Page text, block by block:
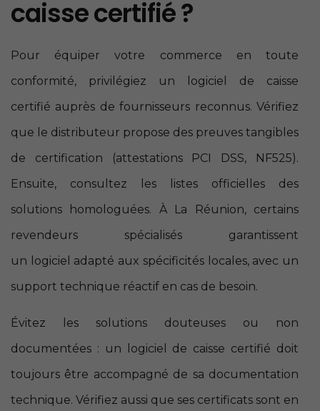
caisse certifié ?
Pour équiper votre commerce en toute
conformité, privilégiez un logiciel de caisse
certifié auprès de fournisseurs reconnus. Vérifiez
que le distributeur propose des preuves tangibles
de certification (attestations PCI DSS, NF525).
Ensuite, consultez les listes officielles des
solutions homologuées. À La Réunion, certains
revendeurs spécialisés garantissent
un logiciel adapté aux spécificités locales, avec un
support technique réactif en cas de besoin.
Évitez les solutions douteuses ou non
documentées : un logiciel de caisse certifié doit
toujours être accompagné de sa documentation
technique. Vérifiez aussi que ses certificats sont en